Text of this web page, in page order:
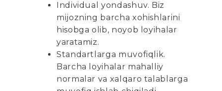
Individual yondashuv. Biz
mijozning barcha xohishlarini
hisobga olib, noyob loyihalar
yaratamiz.
Standartlarga muvofiqlik.
Barcha loyihalar mahalliy
normalar va xalqaro talablarga